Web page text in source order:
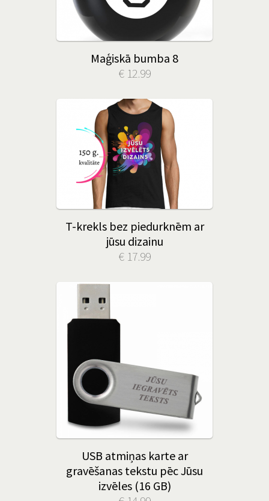
Maģiskā bumba 8
€ 12.99
T-krekls bez piedurknēm ar
jūsu dizainu
€ 17.99
USB atmiņas karte ar
gravēšanas tekstu pēc Jūsu
izvēles (16 GB)